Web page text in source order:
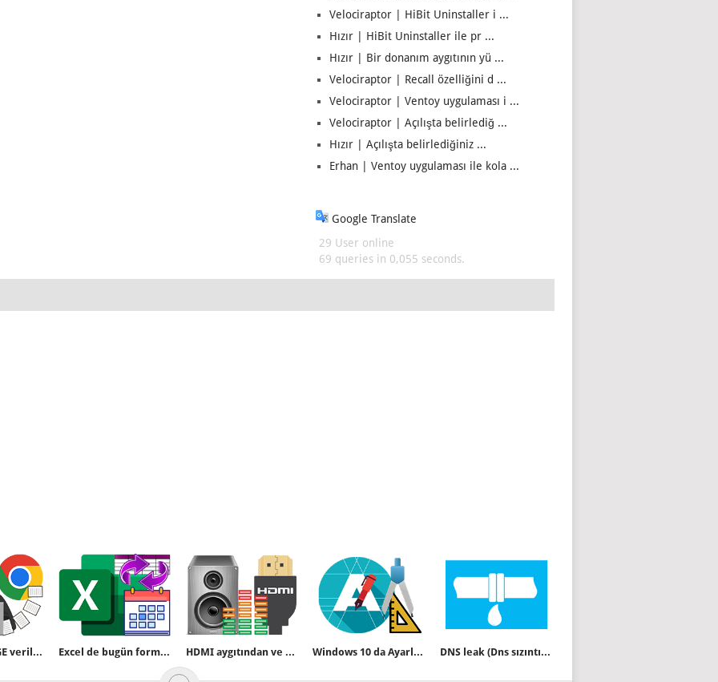
Velociraptor | HiBit Uninstaller i ...
Hızır | HiBit Uninstaller ile pr ...
Hızır | Bir donanım aygıtının yü ...
Velociraptor | Recall özelliğini d ...
Velociraptor | Ventoy uygulaması i ...
Velociraptor | Açılışta belirlediğ ...
Hızır | Açılışta belirlediğiniz ...
Erhan | Ventoy uygulaması ile kola ...
Google Translate
29 User online
69 queries in 0,055 seconds.
Microsoft EDGE verilerinizi çalmışmı kontrol edin Excel de bugün formülü nasıl kullanılır HDMI aygıtından ve hoparlörlerden aynı anda ses çıkışı alın Windows 10 da Ayarlar uygulaması ile Font işlemleri DNS leak (Dns sızıntısı) sorunu